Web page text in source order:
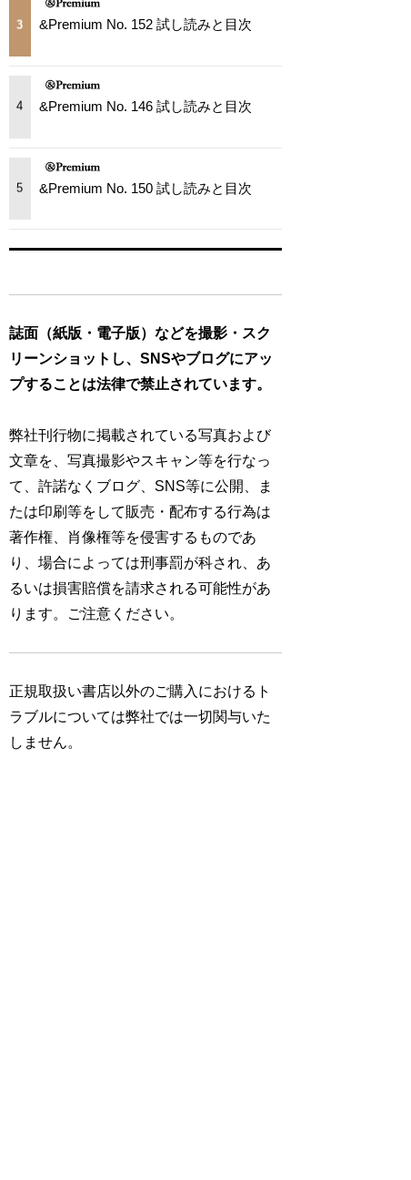
3 &Premium No. 152 試し読みと目次
4 &Premium No. 146 試し読みと目次
5 &Premium No. 150 試し読みと目次
誌面（紙版・電子版）などを撮影・スク
リーンショットし、SNSやブログにアッ
プすることは法律で禁止されています。
弊社刊行物に掲載されている写真および
文章を、写真撮影やスキャン等を行なっ
て、許諾なくブログ、SNS等に公開、ま
たは印刷等をして販売・配布する行為は
著作権、肖像権等を侵害するものであ
り、場合によっては刑事罰が科され、あ
るいは損害賠償を請求される可能性があ
ります。ご注意ください。
正規取扱い書店以外のご購入におけるト
ラブルについては弊社では一切関与いた
しません。